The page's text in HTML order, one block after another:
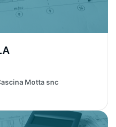
Motta snc